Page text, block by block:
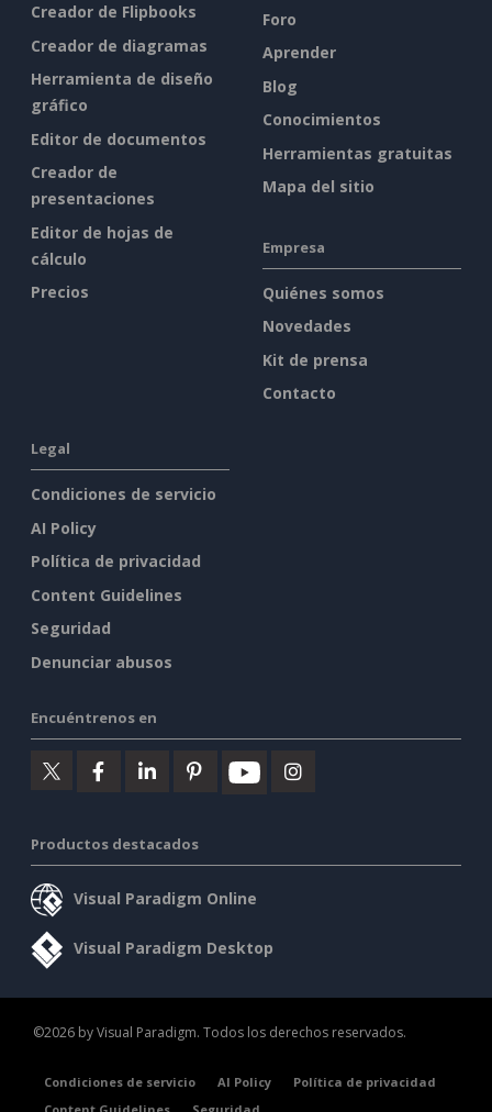
Creador de Flipbooks
Creador de diagramas
Herramienta de diseño
gráfico
Editor de documentos
Creador de
presentaciones
Editor de hojas de
cálculo
Precios
Foro
Aprender
Blog
Conocimientos
Herramientas gratuitas
Mapa del sitio
Empresa
Quiénes somos
Novedades
Kit de prensa
Contacto
Legal
Condiciones de servicio
AI Policy
Política de privacidad
Content Guidelines
Seguridad
Denunciar abusos
Encuéntrenos en
Productos destacados
Visual Paradigm Online
Visual Paradigm Desktop
©2026 by Visual Paradigm. Todos los derechos reservados.
Condiciones de servicio AI Policy
Política de privacidad